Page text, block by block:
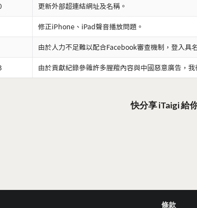
更新外部超連結網址及名稱。
修正iPhone、iPad聲音播放問題。
由於人力不足難以配合Facebook審查機制，登入具
由於貢獻紀錄參雜許多腥羶內容與中國惡意廣告，
快分享 iTaigi 給
條款